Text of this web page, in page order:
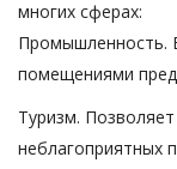
многих сферах:
Промышленность.
помещениями
Туризм.
неблагоприятных